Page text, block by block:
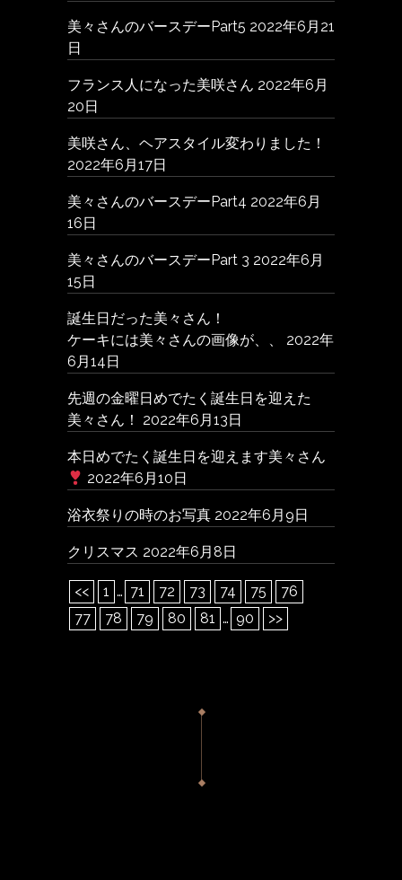
美々さんのバースデーPart5 2022年6月21
日
フランス人になった美咲さん 2022年6月
20日
美咲さん、ヘアスタイル変わりました！
2022年6月17日
美々さんのバースデーPart4 2022年6月
16日
美々さんのバースデーPart 3 2022年6月
15日
誕生日だった美々さん！
ケーキには美々さんの画像が、、
2022年
6月14日
先週の金曜日めでたく誕生日を迎えた
美々さん！
2022年6月13日
本日めでたく誕生日を迎えます美々さん
2022年6月10日
浴衣祭りの時のお写真 2022年6月9日
クリスマス 2022年6月8日
<< 1 … 71 72 73 74 75
76
77
78 79 80 81 … 90 >>